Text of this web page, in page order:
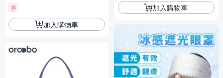
券
加入購物車
加入購物車